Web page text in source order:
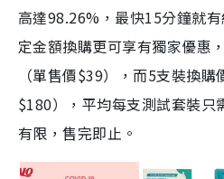
高達98.26%，最快15分鐘就
定金額換購更可享有獨家優惠
（單售價$39），而5支裝換
$180），平均每支測試套裝只
有限，售完即止。